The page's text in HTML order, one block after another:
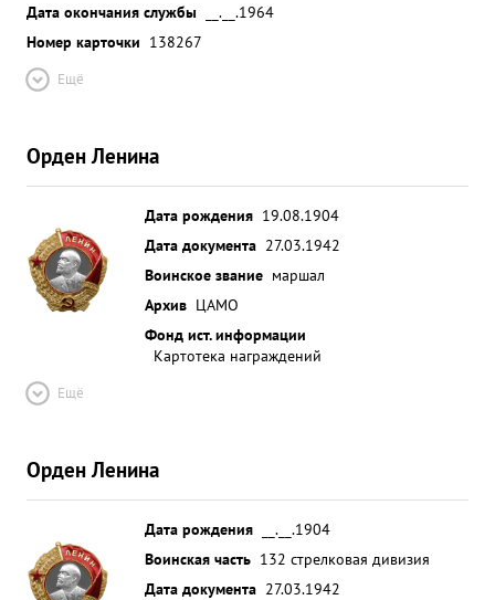
Дата окончания службы
__.__.1964
Номер карточки 138267
Ещё
Орден Ленина
Дата рождения 19.08.1904
Дата документа 27.03.1942
Воинское звание маршал
Архив ЦАМО
Фонд ист. информации
Картотека награждений
Ещё
Орден Ленина
Дата рождения
__.__.1904
Воинская часть 132 стрелковая дивизия
Дата документа 27.03.1942